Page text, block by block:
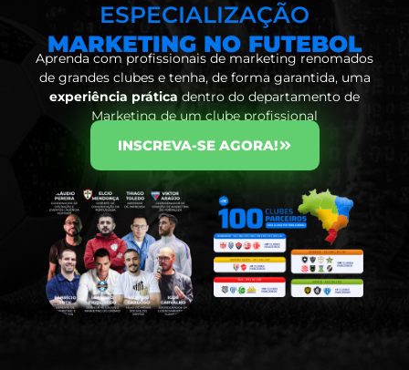
ESPECIALIZAÇÃO
MARKETING NO FUTEBOL
Aprenda com profissionais de marketing renomados
de grandes clubes e tenha, de forma garantida, uma
experiência prática dentro do departamento de
Marketing de um clube profissional
INSCREVA-SE AGORA!